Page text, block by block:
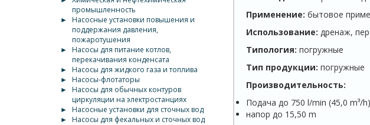
промышленность
►
Насосные установки повышения и
поддержания давления,
пожаротушения
►
Насосы для питание котлов,
перекачивания конденсата
►
Насосы для жидкого газа и топлива
►
Насосы-флотаторы
►
Насосы для обычных контуров
циркуляции на электростанциях
►
Насосные установки для сточных вод
►
Насосы для фекальных и сточных вод
Применение: бытовое
Использование: дренаж,
Типология: погружные
Тип продукции: погружные
Производительность:
Подача до 750 l/min (45,0 m³/h)
напор до 15,50 m